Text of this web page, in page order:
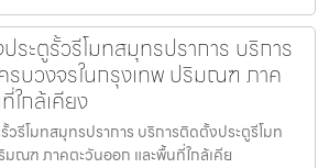
ระตูรั้วรีโมทสมุทรปราการ บริการ
รบวงจรในกรุงเทพ ปริมณฑ ภาค
ใกล้เคียง
วรีโมทสมุทรปราการ บริการติดตั้งประตูรีโมท
มณฑ ภาคตะวันออก และพื้นที่ใกล้เคีย